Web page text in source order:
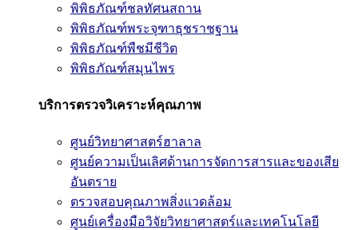
พิพิธภัณฑ์ชลทัศนสถาน
พิพิธภัณฑ์พระจุฑาธุชราชฐาน
พิพิธภัณฑ์พืชมีชีวิต
พิพิธภัณฑ์สมุนไพร
บริการตรวจวิเคราะห์คุณภาพ
ศูนย์วิทยาศาสตร์ฮาลาล
ศูนย์ความเป็นเลิศด้านการจัดการสารและของเสีย
อันตราย
ตรวจสอบคุณภาพสิ่งแวดล้อม
ศูนย์เครื่องมือวิจัยวิทยาศาสตร์และเทคโนโลยี